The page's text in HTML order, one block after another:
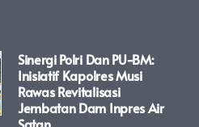
Sinergi Polri Dan PU-BM:
Inisiatif Kapolres Musi
Rawas Revitalisasi
Jembatan Dam Inpres Air